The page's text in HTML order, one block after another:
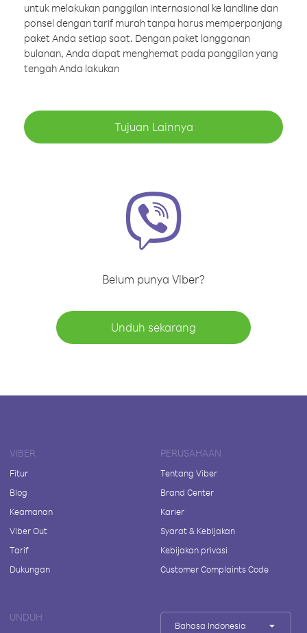
untuk melakukan panggilan internasional ke landline dan
ponsel dengan tarif murah tanpa harus memperpanjang
paket Anda setiap saat. Dengan paket langganan
bulanan, Anda dapat menghemat pada panggilan yang
tengah Anda lakukan
Tujuan Lainnya
Belum punya Viber?
Unduh sekarang
VIBER
Fitur
Blog
Keamanan
Viber Out
Tarif
Dukungan
PERUSAHAAN
Tentang Viber
Brand Center
Karier
Syarat & Kebijakan
Kebijakan privasi
Customer Complaints Code
UNDUH
Bahasa Indonesia